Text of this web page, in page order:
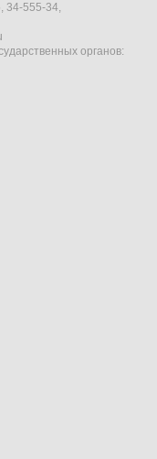
34-555-34,
органов: